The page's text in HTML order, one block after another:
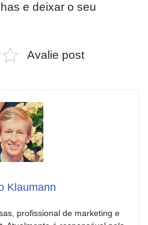
e deixar o seu
Avalie post
Klaumann
profissional de marketing e